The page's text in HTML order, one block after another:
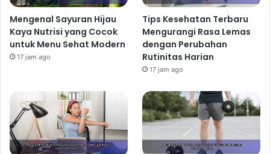
terpisah dari kehidupan sehari-hari. Integrasikan
aktivitas fisik ke dalam rutinitas Anda. Misalnya,
bersepeda ke kantor, berjalan-jalan setelah makan
siang, atau melakukan yoga di pagi hari sebelum
memulai aktivitas. Dengan demikian, olahraga menjadi
dilakukan.
Nutrisi Sehat di Tengah
Kesibukan
Mengenal Sayuran Hijau
Kaya Nutrisi yang Cocok
untuk Menu Sehat Modern
17 jam ago
Tips Kesehatan Terbaru
Mengurangi Rasa Lemas
dengan Perubahan
Rutinitas Harian
17 jam ago